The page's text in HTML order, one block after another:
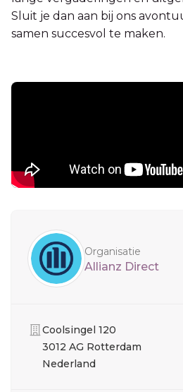
Sluit je dan aan bij ons
samen succesvol te maken.
Organisatie
Allianz Direct
Organisatie
Coolsingel 120
3012 AG Rotterdam
Nederland